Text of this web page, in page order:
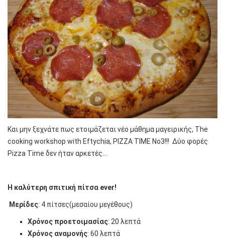
Και μην ξεχνάτε πως ετοιμάζεται νέο μάθημα μαγειρικής, The
cooking workshop with Eftychia, PIZZA TIME No3!!! Δύο φορές
Pizza Time δεν ήταν αρκετές…
H καλύτερη σπιτική πίτσα ever!
Μερίδες: 4 πίτσες(μεσαίου μεγέθους)
Χρόνος προετοιμασίας: 20 λεπτά
Χρόνος αναμονής: 60 λεπτά